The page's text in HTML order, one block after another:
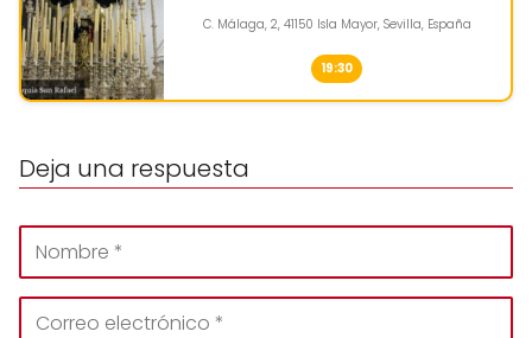
C. Málaga, 2, 41150 Isla Mayor, Sevilla, España
19:30
Deja una respuesta